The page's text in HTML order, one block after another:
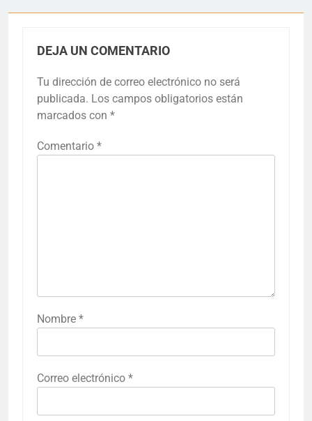
DEJA UN COMENTARIO
Tu dirección de correo electrónico no será
publicada. Los campos obligatorios están
marcados con *
Comentario *
Nombre *
Correo electrónico *